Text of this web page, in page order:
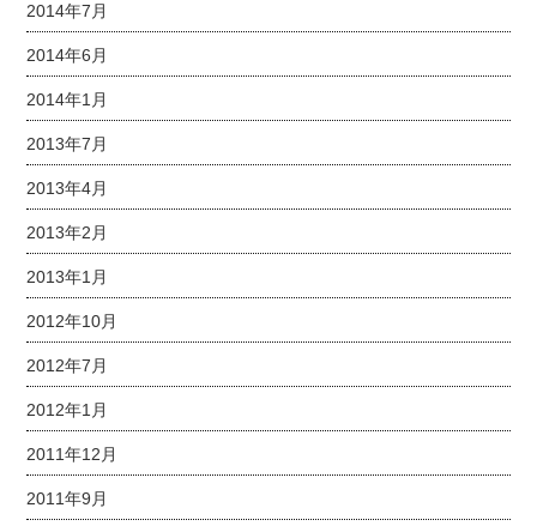
2014年7月
2014年6月
2014年1月
2013年7月
2013年4月
2013年2月
2013年1月
2012年10月
2012年7月
2012年1月
2011年12月
2011年9月